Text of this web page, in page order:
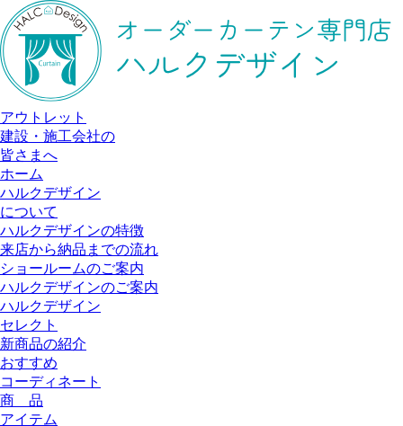
アウトレット
建設・施工会社の
皆さまへ
ホーム
ハルクデザイン
について
ハルクデザインの特徴
来店から納品までの流れ
ショールームのご案内
ハルクデザインのご案内
ハルクデザイン
セレクト
新商品の紹介
おすすめ
コーディネート
商 品
アイテム